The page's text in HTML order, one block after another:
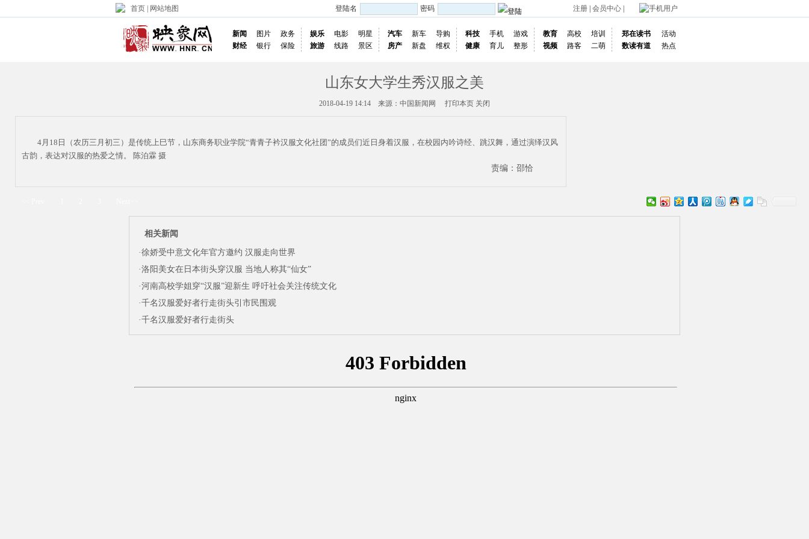
首页 网站地图 登陆名 密码 注册 会员中心 手机用户
新闻 图片
政务
财经
银行 保险
娱乐 电影
明星
旅游
线路 景区
汽车 新车
导购
房产
新盘 维权
科技 手机
游戏
健康
育儿 整形
教育 高校
培训
视频
路客 二萌
郑在读书
活动
数读有道
热点
山东女大学生秀汉服之美
2018-04-19 14:14 来源：中国新闻网 打印本页 关闭
4月18日（农历三月初三）是传统上巳节，山东商务职业学院“青青子衿汉服文化社团”的成员们近日身着汉服，在校园内吟诗经、跳汉舞，通过演绎汉风
古韵，表达对汉服的热爱之情。 陈泊霖 摄
责编：邵恰
相关新闻
·徐娇受中意文化年官方邀约 汉服走向世界
·洛阳美女在日本街头穿汉服 当地人称其“仙女”
·河南高校学姐穿“汉服”迎新生 呼吁社会关注传统文化
·千名汉服爱好者行走街头引市民围观
·千名汉服爱好者行走街头